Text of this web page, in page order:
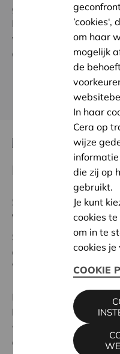
geraken we verder,
beter: in initiatieven die
verbinden, in projecten
allemaal.
KOM MEER TE
Kom op, Cera
Steun de actie
voordele van Kom
Samen gaan we in
aan. We stappen en
Weyerbusch
* in
De opbrengst gaat
Kanker!
Zo strijden we
waar Cera echt voor
en de kracht van samen!
om haar
mogelijk
de
In haar
Cera op
wijze
die zij op
gebruikt.
Je kunt
cookies
om in te
cookies
COOKIE